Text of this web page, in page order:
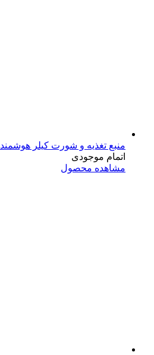
منبع تغذیه و شورت کیلر هوشمند JC Aixun P2408S
اتمام موجودی
مشاهده محصول